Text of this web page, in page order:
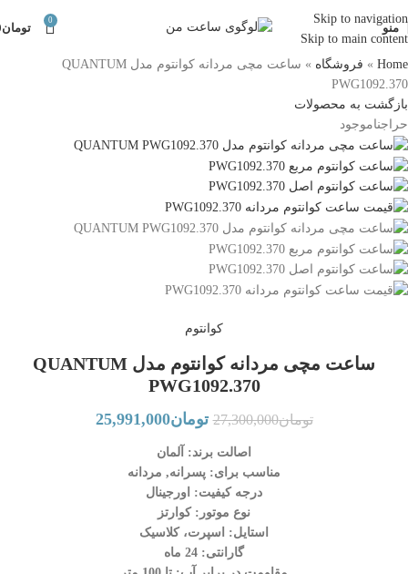
Skip to navigation
Skip to main content
منو
0
تومان
Home
» فروشگاه »
ساعت مچی مردانه کوانتوم مدل QUANTUM
PWG1092.370
بازگشت به محصولات
حراجناموجود
کوانتوم
ساعت مچی مردانه کوانتوم مدل QUANTUM
PWG1092.370
تومان27,300,000 تومان25,991,000
اصالت برند: آلمان
مناسب برای: پسرانه, مردانه
درجه کیفیت: اورجینال
نوع موتور: کوارتز
استایل: اسپرت، کلاسیک
گارانتی: 24 ماه